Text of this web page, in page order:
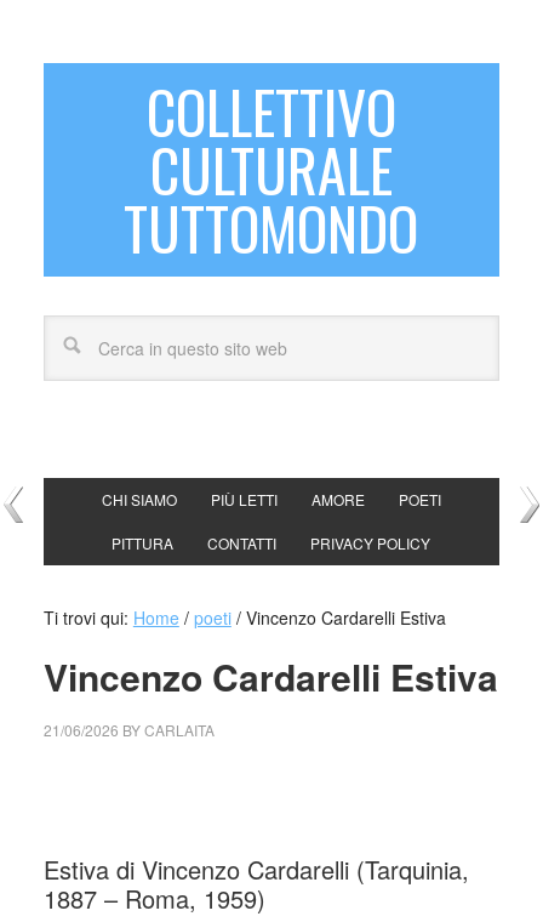
COLLETTIVO
CULTURALE
TUTTOMONDO
CHI SIAMO PIÙ LETTI AMORE POETI
PITTURA CONTATTI PRIVACY POLICY
Ti trovi qui: Home / poeti /Vincenzo Cardarelli Estiva
Vincenzo Cardarelli Estiva
21/06/2026 BYCARLAITA
Estiva di Vincenzo Cardarelli (Tarquinia,
1887 – Roma, 1959)